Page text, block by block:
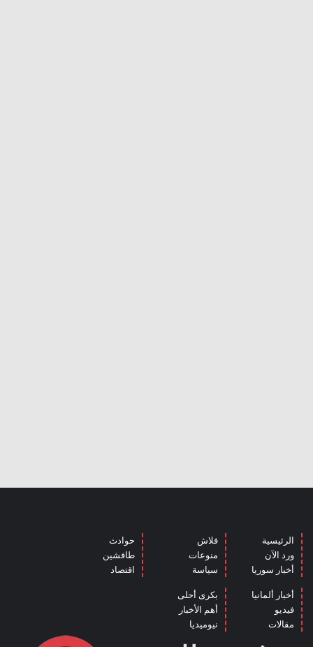
الرئيسية
ورد الآن
أخبار سوريا
فلاش
منوعات
سياسة
حوادث
طافشين
اقتصاد
أخبار ألمانيا
فيديو
مقالات
بكرى أحلى
أهم الأخبار
نيوميديا